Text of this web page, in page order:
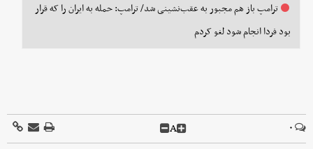
ترامپ باز هم مجبور به عقب‌نشینی شد/ ترامپ: حمله به ایران را که قرار
بود فردا انجام شود لغو کردم
۰ A